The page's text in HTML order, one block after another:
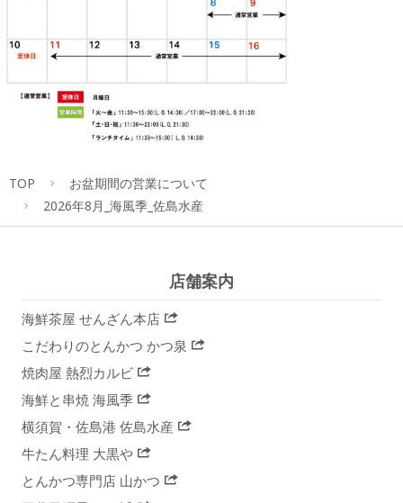
TOP
お盆期間の営業について
2026年8月_海風季_佐島水産
店舗案内
海鮮茶屋 せんざん本店
こだわりのとんかつ かつ泉
焼肉屋 熱烈カルビ
海鮮と串焼 海風季
横須賀・佐島港 佐島水産
牛たん料理 大黒や
とんかつ専門店 山かつ